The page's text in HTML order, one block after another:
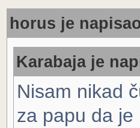
horus je
Karabaja je
Nisam nikad
za papu da je